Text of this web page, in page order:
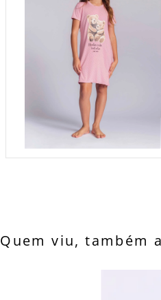
Quem viu, também